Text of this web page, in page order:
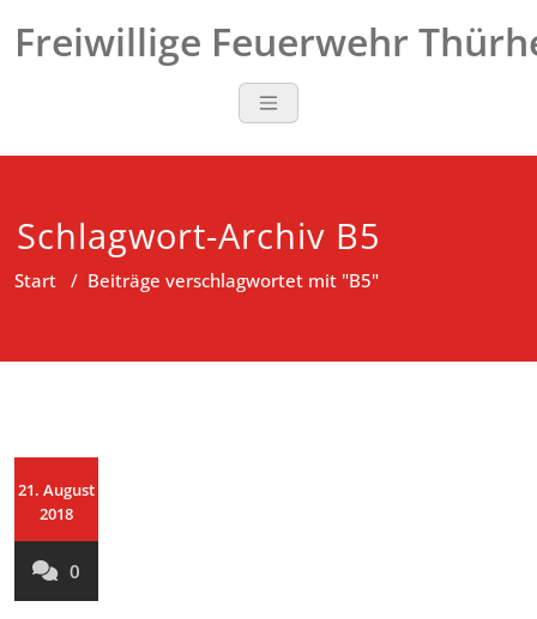
Inhalt
Freiwillige Feuerwehr
Schlagwort-Archiv B5
Start / Beiträge verschlagwortet mit "B5"
21. August
2018
0